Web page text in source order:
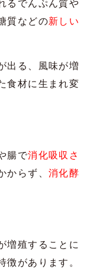
るでんぷん質や
質などの新しい
出る、風味が増
食材に生まれ変
腸で消化吸収さ
からず、 消化酵
増殖することに
徴があります。